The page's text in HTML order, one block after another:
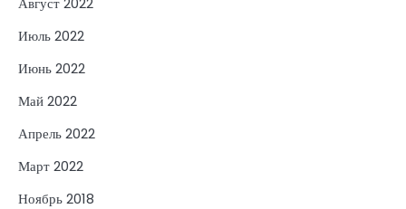
Июль 2022
Июнь 2022
Май 2022
Апрель 2022
Март 2022
Ноябрь 2018